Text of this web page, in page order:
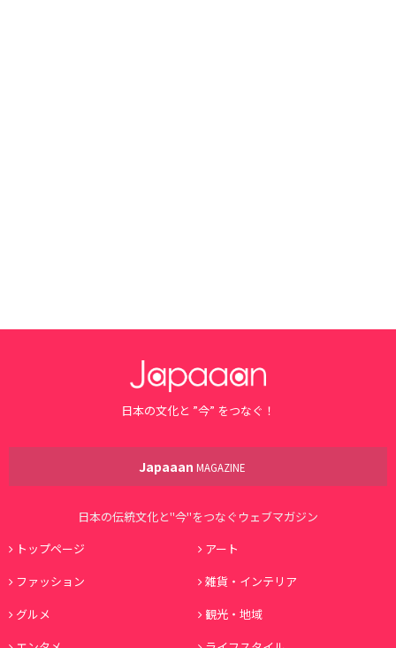
日本の文化と ”今” をつなぐ！
Japaaan MAGAZINE
日本の伝統文化と"今"をつなぐウェブマガジン
トップページ
アート
ファッション
雑貨・インテリア
グルメ
観光・地域